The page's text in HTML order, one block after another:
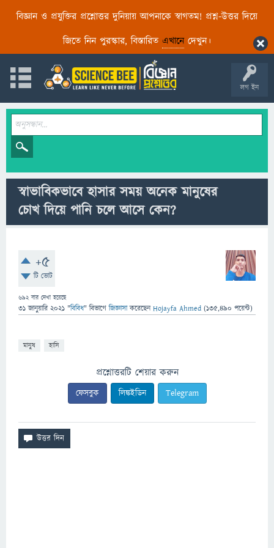
বিজ্ঞান ও প্রযুক্তির প্রশ্নোত্তর দুনিয়ায় আপনাকে স্বাগতম! প্রশ্ন-উত্তর দিয়ে
জিতে নিন পুরস্কার, বিস্তারিত এখানেদেখুন।
লগ ইন
স্বাভাবিকভাবে হাসার সময় অনেক মানুষের
চোখ দিয়ে পানি চলে আসে কেন?
+5
টি ভোট
692বার দেখা হয়েছে
31 জানুয়ারি 2021 "বিবিধ" বিভাগে জিজ্ঞাসাকরেছেনHojayfa Ahmed (135,490 পয়েন্ট)
মানুষ হাসি
প্রশ্নোত্তরটি শেয়ার করুন
ফেসবুক লিঙ্কইডিন Telegram